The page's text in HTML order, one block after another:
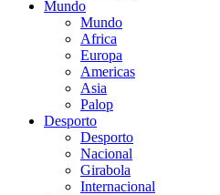
Mundo
Mundo
Africa
Europa
Americas
Asia
Palop
Desporto
Desporto
Nacional
Girabola
Internacional